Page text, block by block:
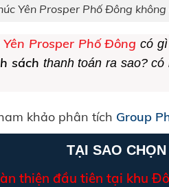
Yên Prosper Phố Đông
Yên Prosper Phố Đông có
sách thanh toán ra sao?
khảo phân tích Group
TẠI SAO
thiện đầu tiên tại khu